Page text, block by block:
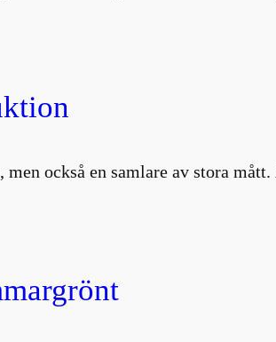
också en samlare av stora